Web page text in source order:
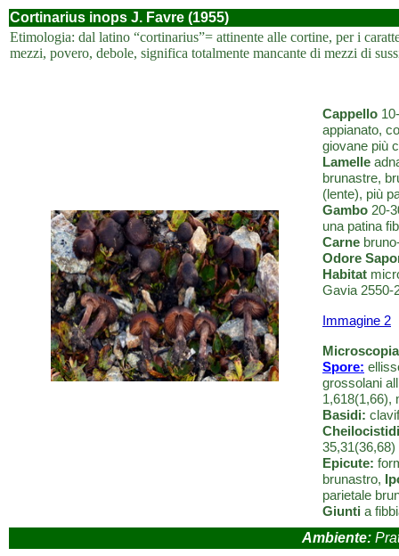
Cortinarius inops J. Favre (1955)
Etimologia: dal latino “cortinarius”= attinente alle cortine, per i
mezzi, povero, debole, significa totalmente mancante di mezzi di
Cappello
appianato,
giovane più
Lamelle
brunastre,
(lente), più
Gambo 20-
una patina
Carne
Odore
Habitat
Gavia 2550-
Immagine 2
Spore:
grossolani
1,618(1,66),
Basidi:
Epicute:
brunastro,
parietale
Giunti a
Ambiente: